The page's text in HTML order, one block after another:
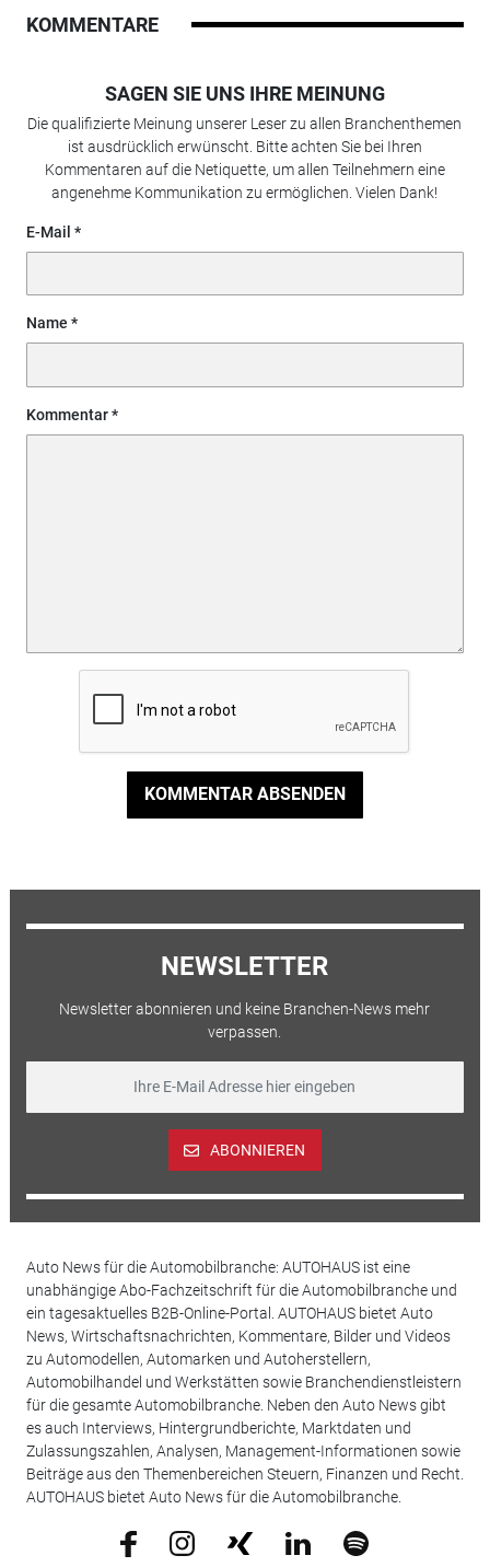
KOMMENTARE
SAGEN SIE UNS IHRE MEINUNG
Die qualifizierte Meinung unserer Leser zu allen Branchenthemen
ist ausdrücklich erwünscht. Bitte achten Sie bei Ihren
Kommentaren auf die Netiquette, um allen Teilnehmern eine
angenehme Kommunikation zu ermöglichen. Vielen Dank!
E-Mail
Name
Kommentar
KOMMENTAR ABSENDEN
NEWSLETTER
Newsletter abonnieren und keine Branchen-News mehr
verpassen.
ABONNIEREN
Auto News für die Automobilbranche: AUTOHAUS ist eine
unabhängige Abo-Fachzeitschrift für die Automobilbranche und
ein tagesaktuelles B2B-Online-Portal. AUTOHAUS bietet Auto
News, Wirtschaftsnachrichten, Kommentare, Bilder und Videos
zu Automodellen, Automarken und Autoherstellern,
Automobilhandel und Werkstätten sowie Branchendienstleistern
für die gesamte Automobilbranche. Neben den Auto News gibt
es auch Interviews, Hintergrundberichte, Marktdaten und
Zulassungszahlen, Analysen, Management-Informationen sowie
Beiträge aus den Themenbereichen Steuern, Finanzen und Recht.
AUTOHAUS bietet Auto News für die Automobilbranche.